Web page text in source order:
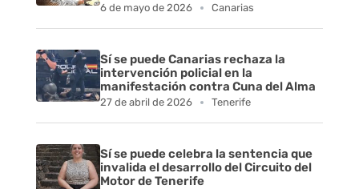
6 de mayo de 2026 Canarias
Sí se puede Canarias rechaza la
intervención policial en la
manifestación contra Cuna del Alma
27 de abril de 2026 Tenerife
Sí se puede celebra la sentencia que
invalida el desarrollo del Circuito del
Motor de Tenerife